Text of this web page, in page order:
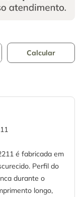
é fabricada em
Perfil do
durante o
longo,